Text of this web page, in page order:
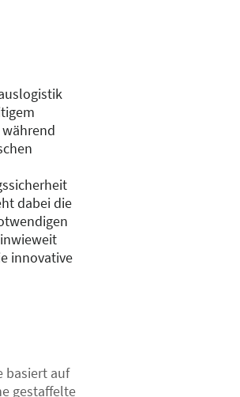
dabei die
innovative
basiert auf
gestaffelte